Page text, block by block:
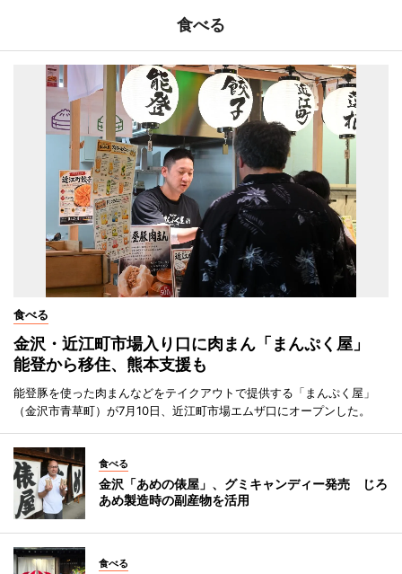
食べる
食べる
金沢・近江町市場入り口に肉まん「まんぷく屋」
能登から移住、熊本支援も
能登豚を使った肉まんなどをテイクアウトで提供する「まんぷく屋」
（金沢市青草町）が7月10日、近江町市場エムザ口にオープンした。
食べる
金沢「あめの俵屋」、グミキャンディー発売 じろ
あめ製造時の副産物を活用
食べる